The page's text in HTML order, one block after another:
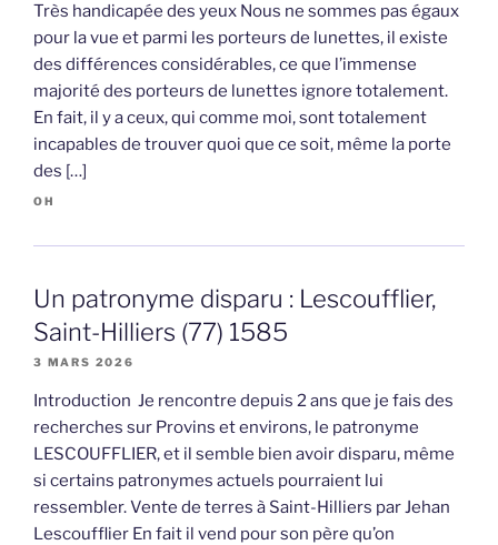
Très handicapée des yeux Nous ne sommes pas égaux
pour la vue et parmi les porteurs de lunettes, il existe
des différences considérables, ce que l’immense
majorité des porteurs de lunettes ignore totalement.
En fait, il y a ceux, qui comme moi, sont totalement
incapables de trouver quoi que ce soit, même la porte
des […]
OH
Un patronyme disparu : Lescoufflier,
Saint-Hilliers (77) 1585
3 MARS 2026
Introduction Je rencontre depuis 2 ans que je fais des
recherches sur Provins et environs, le patronyme
LESCOUFFLIER, et il semble bien avoir disparu, même
si certains patronymes actuels pourraient lui
ressembler. Vente de terres à Saint-Hilliers par Jehan
Lescoufflier En fait il vend pour son père qu’on